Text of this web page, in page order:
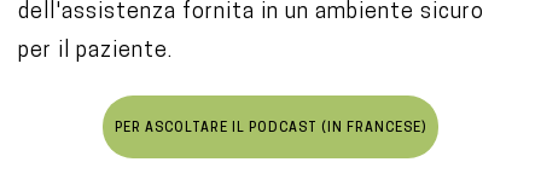
dell'assistenza fornita in un ambiente sicuro
per il paziente.
PER ASCOLTARE IL PODCAST (IN FRANCESE)